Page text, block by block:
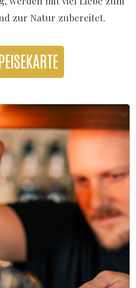
zur Natur zubereitet.